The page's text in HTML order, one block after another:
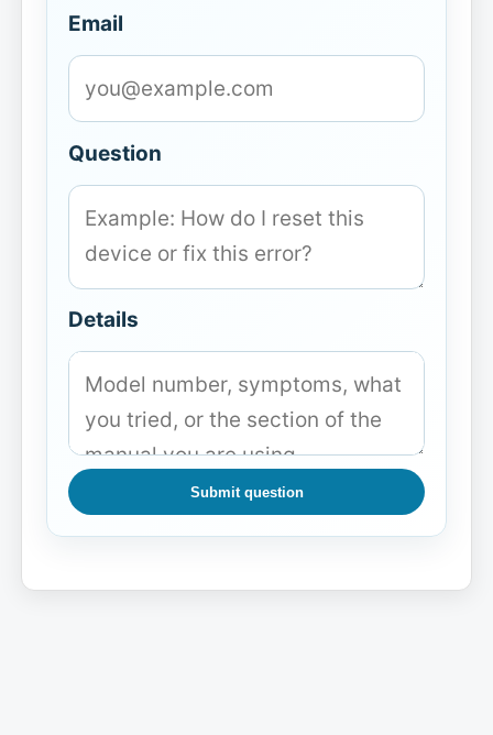
Email
Question
Details
Submit question